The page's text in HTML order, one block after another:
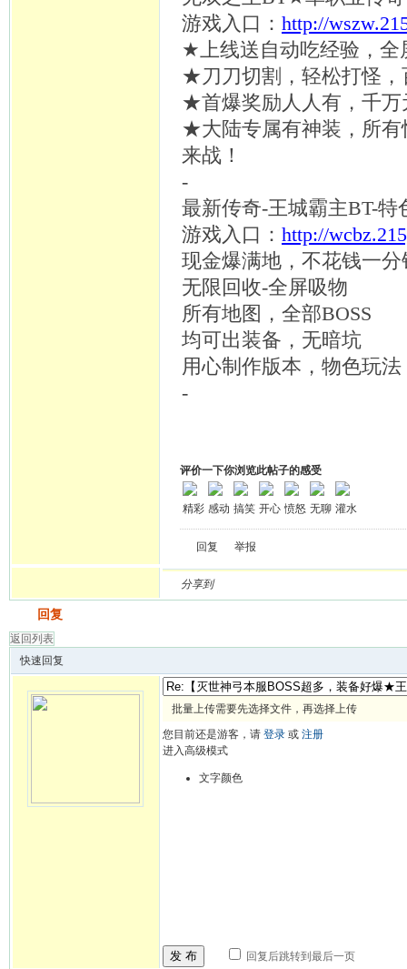
游戏入口： http://
★上线送自动吃经验，全
★刀刀切割，轻松打怪，
★首爆奖励人人有，千万
★大陆专属有神装，所有
来战！
-
最新传奇-王城霸主BT-
游戏入口： http://
现金爆满地，不花钱一
无限回收-全屏吸物
所有地图，全部BOSS
均可出装备，无暗坑
用心制作版本，物色玩
-
评价一下你浏览此帖子的感受
精彩 感动 搞笑 开心 愤怒 无聊 灌水
回复 举报
分享到
回复
返回列表
快速回复
批量上传需要先选择文件，再选择上传
您目前还是游客，请 登录 或 注册
进入高级模式
文字颜色
发 布 回复后跳转到最后一页